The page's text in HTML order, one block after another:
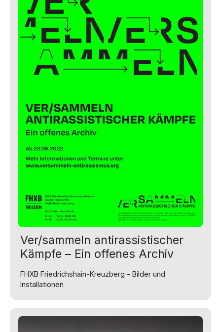
Ver/sammeln antirassistischer
Kämpfe – Ein offenes Archiv
FHXB Friedrichshain-Kreuzberg - Bilder und
Installationen